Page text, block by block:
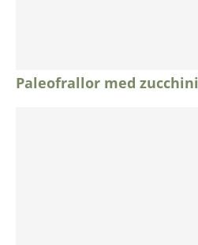
Paleofrallor med zucchini